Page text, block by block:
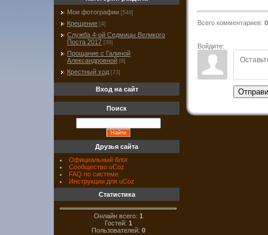
Всего комментариев: 0
Войдите:
Мои фотографии [549]
Крещение [4]
Служба 4-ой Седмицы Великого
Поста 2017 [39]
Прощание с Галиной
Александровной [8]
Крестный ход [73]
Вход на сайт
Поиск
Друзья сайта
Официальный блог
Сообщество uCoz
FAQ по системе
Инструкции для uCoz
Статистика
Онлайн всего: 1
Гостей: 1
Пользователей: 0